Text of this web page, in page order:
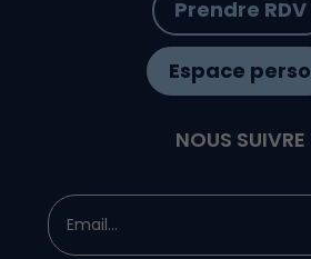
Prendre RDV
Espace perso
NOUS SUIVRE